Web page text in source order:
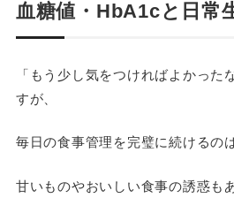
血糖値・HbA1cと日常
「もう少し気をつければよかった
すが、
毎日の食事管理を完璧に続けるの
甘いものやおいしい食事の誘惑も